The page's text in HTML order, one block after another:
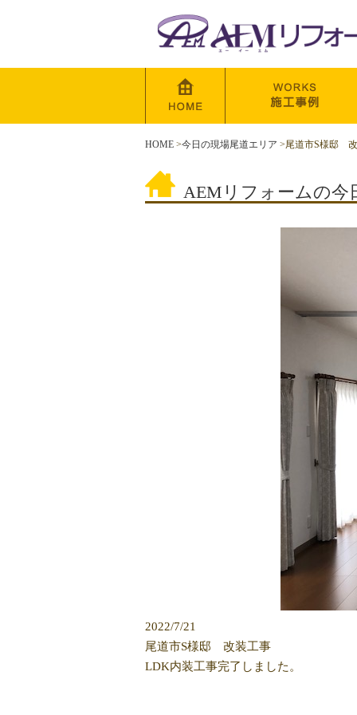
HOME >今日の現場尾道エリア >尾道市S様邸
AEMリフォームの今
2022/7/21
尾道市S様邸 改装工事
LDK内装工事完了しました。